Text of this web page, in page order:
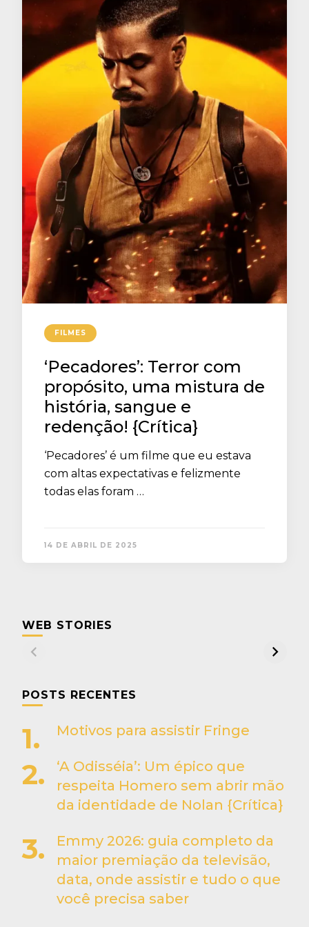
FILMES
‘Pecadores’: Terror com
propósito, uma mistura de
história, sangue e
redenção! {Crítica}
‘Pecadores’ é um filme que eu estava
com altas expectativas e felizmente
todas elas foram …
14 DE ABRIL DE 2025
WEB STORIES
POSTS RECENTES
Motivos para assistir Fringe
‘A Odisséia’: Um épico que
respeita Homero sem abrir mão
da identidade de Nolan {Crítica}
Emmy 2026: guia completo da
maior premiação da televisão,
data, onde assistir e tudo o que
você precisa saber